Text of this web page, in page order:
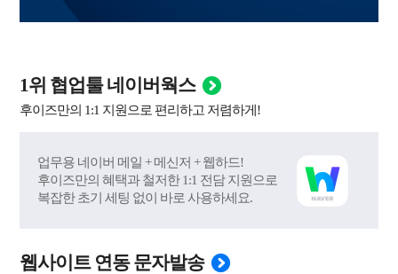
1위 협업툴 네이버웍스
후이즈만의 1:1 지원으로 편리하고 저렴하게!
업무용 네이버 메일 + 메신저 + 웹하드!
후이즈만의 혜택과 철저한 1:1 전담 지원으로
복잡한 초기 세팅 없이 바로 사용하세요.
웹사이트 연동 문자발송